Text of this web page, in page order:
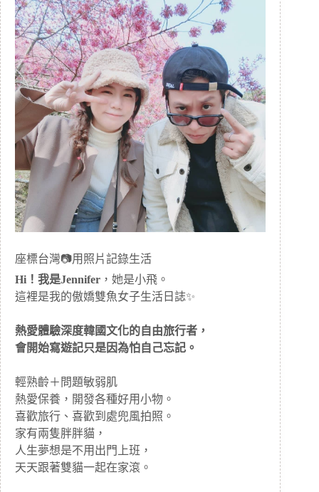
座標台灣📷用照片記錄生活
Hi！我是Jennifer ，她是小飛。
這裡是我的傲嬌雙魚女子生活日誌✨
熱愛體驗深度韓國文化的自由旅行者，
會開始寫遊記只是因為怕自己忘記。
輕熟齡＋問題敏弱肌
熱愛保養，開發各種好用小物。
喜歡旅行、喜歡到處兜風拍照。
家有兩隻胖胖貓，
人生夢想是不用出門上班，
天天跟著雙貓一起在家滾。